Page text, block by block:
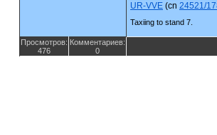
UR-VVE (cn 24521/
Taxiing to stand 7.
Просмотров:
476
Комментариев:
0